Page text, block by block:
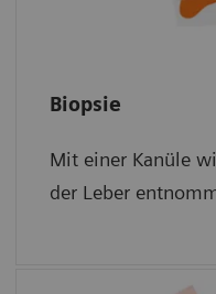
Biopsie
Mit einer Kanüle
der Leber
Biopsie
Die Probe wird
auf Narbengewebe